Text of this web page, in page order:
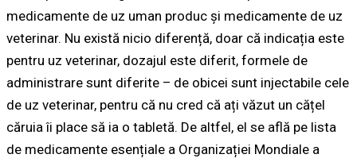
medicamente de uz uman produc și medicamente de uz
veterinar. Nu există nicio diferență, doar că indicația este
pentru uz veterinar, dozajul este diferit, formele de
administrare sunt diferite – de obicei sunt injectabile cele
de uz veterinar, pentru că nu cred că ați văzut un cățel
căruia îi place să ia o tabletă. De altfel, el se află pe lista
de medicamente esențiale a Organizației Mondiale a